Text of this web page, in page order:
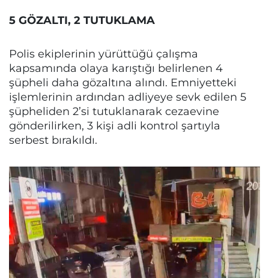
5 GÖZALTI, 2 TUTUKLAMA
Polis ekiplerinin yürüttüğü çalışma
kapsamında olaya karıştığı belirlenen 4
şüpheli daha gözaltına alındı. Emniyetteki
işlemlerinin ardından adliyeye sevk edilen 5
şüpheliden 2’si tutuklanarak cezaevine
gönderilirken, 3 kişi adli kontrol şartıyla
serbest bırakıldı.